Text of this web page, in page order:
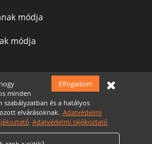
módja
módja
Elfogadom
minden
szabályzatban és a hatályos
elvárásoknak. Adatvédelmi
Adatvédelmi tájékoztató